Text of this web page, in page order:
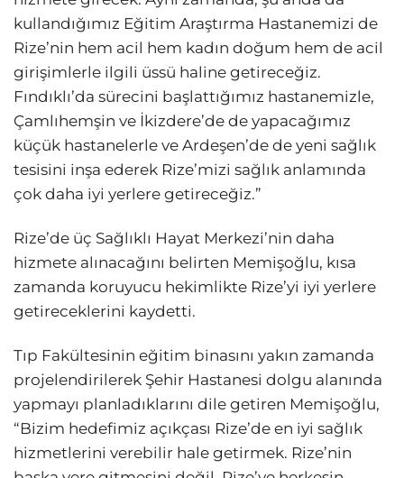
kullandığımız Eğitim Araştırma Hastanemizi de
Rize’nin hem acil hem kadın doğum hem de acil
girişimlerle ilgili üssü haline getireceğiz.
Fındıklı’da sürecini başlattığımız hastanemizle,
Çamlıhemşin ve İkizdere’de de yapacağımız
küçük hastanelerle ve Ardeşen’de de yeni sağlık
tesisini inşa ederek Rize’mizi sağlık anlamında
çok daha iyi yerlere getireceğiz.”
Rize’de üç Sağlıklı Hayat Merkezi’nin daha
hizmete alınacağını belirten Memişoğlu, kısa
zamanda koruyucu hekimlikte Rize’yi iyi yerlere
getireceklerini kaydetti.
Tıp Fakültesinin eğitim binasını yakın zamanda
projelendirilerek Şehir Hastanesi dolgu alanında
yapmayı planladıklarını dile getiren Memişoğlu,
“Bizim hedefimiz açıkçası Rize’de en iyi sağlık
hizmetlerini verebilir hale getirmek. Rize’nin